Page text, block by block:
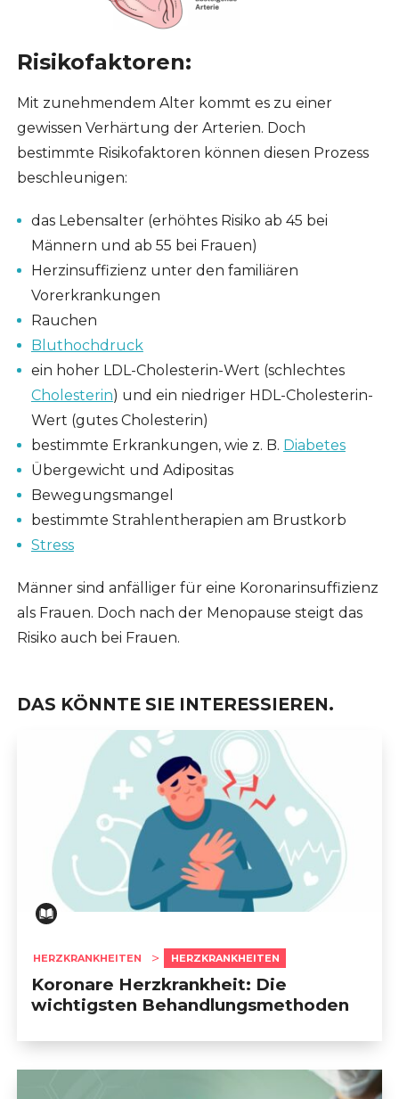
Risikofaktoren:
Mit zunehmendem Alter kommt es zu einer
gewissen Verhärtung der Arterien. Doch
bestimmte Risikofaktoren können diesen Prozess
beschleunigen:
das Lebensalter (erhöhtes Risiko ab 45 bei
Männern und ab 55 bei Frauen)
Herzinsuffizienz unter den familiären
Vorerkrankungen
Rauchen
Bluthochdruck
ein hoher LDL-Cholesterin-Wert (schlechtes
Cholesterin) und ein niedriger HDL-Cholesterin-
Wert (gutes Cholesterin)
bestimmte Erkrankungen, wie z. B. Diabetes
Übergewicht und Adipositas
Bewegungsmangel
bestimmte Strahlentherapien am Brustkorb
Stress
Männer sind anfälliger für eine Koronarinsuffizienz
als Frauen. Doch nach der Menopause steigt das
Risiko auch bei Frauen.
DAS KÖNNTE SIE INTERESSIEREN.
HERZKRANKHEITEN HERZKRANKHEITEN
Koronare Herzkrankheit: Die
wichtigsten Behandlungsmethoden